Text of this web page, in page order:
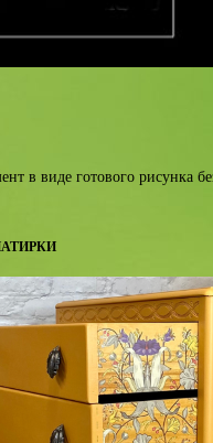
в виде готового рисунка